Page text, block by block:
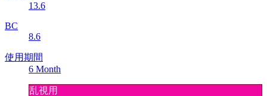
13.6
BC
8.6
使用期間
6 Month
乱視用